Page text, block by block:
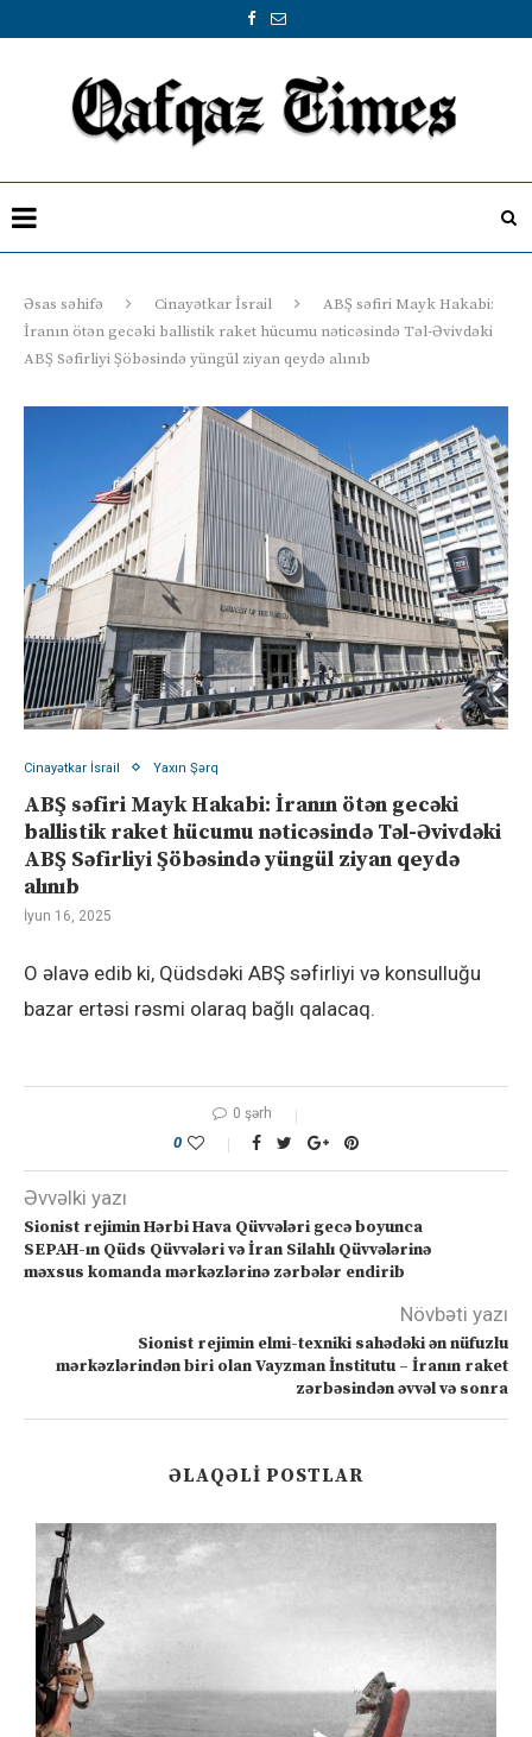
Əsas səhifə Cinayətkar İsrail
ABŞ səfiri Mayk Hakabi:
İranın ötən gecəki ballistik raket hücumu nəticəsində Təl-Əvivdəki
ABŞ Səfirliyi Şöbəsində yüngül ziyan qeydə alınıb
Cinayətkar İsrail Yaxın Şərq
ABŞ səfiri Mayk Hakabi: İranın ötən gecəki
ballistik raket hücumu nəticəsində Təl-Əvivdəki
ABŞ Səfirliyi Şöbəsində yüngül ziyan qeydə
alınıb
İyun 16, 2025
O əlavə edib ki, Qüdsdəki ABŞ səfirliyi və konsulluğu
bazar ertəsi rəsmi olaraq bağlı qalacaq.
0 şərh
0
Əvvəlki yazı
Sionist rejimin Hərbi Hava Qüvvələri gecə boyunca
SEPAH-ın Qüds Qüvvələri və İran Silahlı Qüvvələrinə
məxsus komanda mərkəzlərinə zərbələr endirib
Növbəti yazı
Sionist rejimin elmi-texniki sahədəki ən nüfuzlu
mərkəzlərindən biri olan Vayzman İnstitutu – İranın raket
zərbəsindən əvvəl və sonra
ƏLAQƏLI POSTLAR